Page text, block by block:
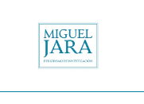
contenido